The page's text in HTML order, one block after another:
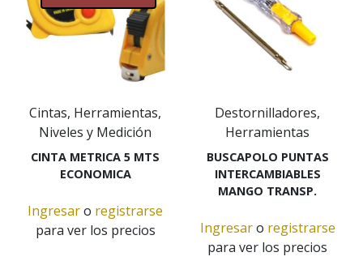
Cintas, Herramientas,
Niveles y Medición
CINTA METRICA 5 MTS
ECONOMICA
Ingresaro registrarse
para ver los precios
Destornilladores,
Herramientas
BUSCAPOLO PUNTAS
INTERCAMBIABLES
MANGO TRANSP.
Ingresaro registrarse
para ver los precios